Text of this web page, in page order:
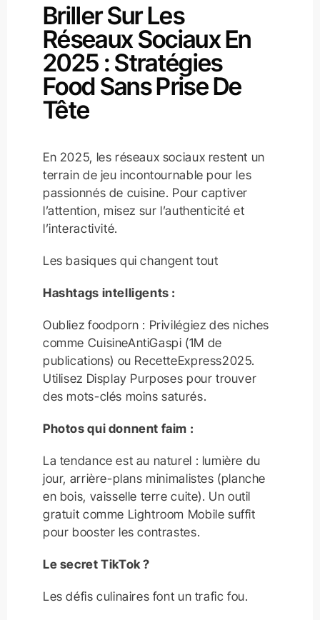
Briller Sur Les
Réseaux Sociaux En
2025 : Stratégies
Food Sans Prise De
Tête
En 2025, les réseaux sociaux restent un
terrain de jeu incontournable pour les
passionnés de cuisine. Pour captiver
l’attention, misez sur l’authenticité et
l’interactivité.
Les basiques qui changent tout
Hashtags intelligents :
Oubliez foodporn : Privilégiez des niches
comme CuisineAntiGaspi (1M de
publications) ou RecetteExpress2025.
Utilisez Display Purposes pour trouver
des mots-clés moins saturés.
Photos qui donnent faim :
La tendance est au naturel : lumière du
jour, arrière-plans minimalistes (planche
en bois, vaisselle terre cuite). Un outil
gratuit comme Lightroom Mobile suffit
pour booster les contrastes.
Le secret TikTok ?
Les défis culinaires font un trafic fou.